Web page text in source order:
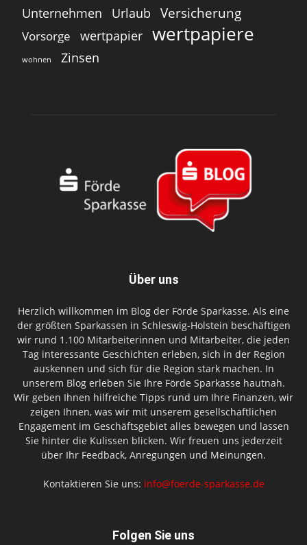
Unternehmen Urlaub Versicherung
Vorsorge wertpapier wertpapiere
wohnen Zinsen
Über uns
Herzlich willkommen im Blog der Förde Sparkasse. Als eine
der größten Sparkassen in Schleswig-Holstein beschäftigen
wir rund 1.100 Mitarbeiterinnen und Mitarbeiter, die jeden
Tag interessante Geschichten erleben, sich in der Region
auskennen und sich für die Region stark machen. In
unserem Blog erleben Sie Ihre Förde Sparkasse hautnah.
Wir geben Ihnen hilfreiche Tipps rund um Ihre Finanzen, wir
zeigen Ihnen, was wir mit unserem gesellschaftlichen
Engagement im Geschäftsgebiet alles bewegen und lassen
Sie hinter die Kulissen blicken. Wir freuen uns jederzeit
über Ihr Feedback, Anregungen und Meinungen.
Kontaktieren Sie uns: info@foerde-sparkasse.de
Folgen Sie uns